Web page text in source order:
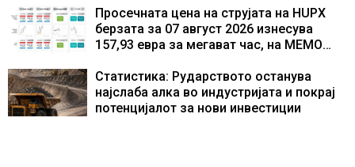
складирање на енергија од батерии
Просечната цена на струјата на HUPX
берзата за 07 август 2026 изнесува
157,93 евра за мегават час, на МЕМО
Статистика: Рударството останува
најслаба алка во индустријата и покрај
потенцијалот за нови инвестиции